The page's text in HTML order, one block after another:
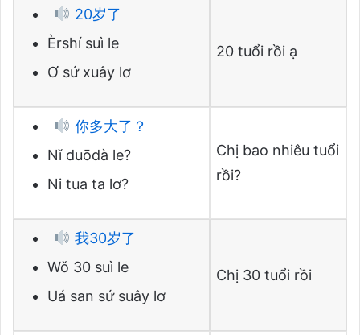
20岁了
Èrshí suì le
Ơ sứ xuây lơ
20 tuổi rồi ạ
你多大了？
Nǐ duōdà le?
Ni tua ta lơ?
Chị bao nhiêu tuổi
rồi?
我30岁了
Wǒ 30 suì le
Uá san sứ suây lơ
Chị 30 tuổi rồi